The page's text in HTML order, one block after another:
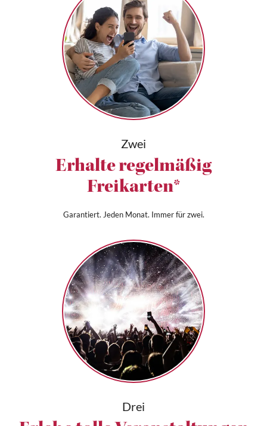
Zwei
Erhalte regelmäßig
Freikarten*
Garantiert. Jeden Monat. Immer für zwei.
Drei